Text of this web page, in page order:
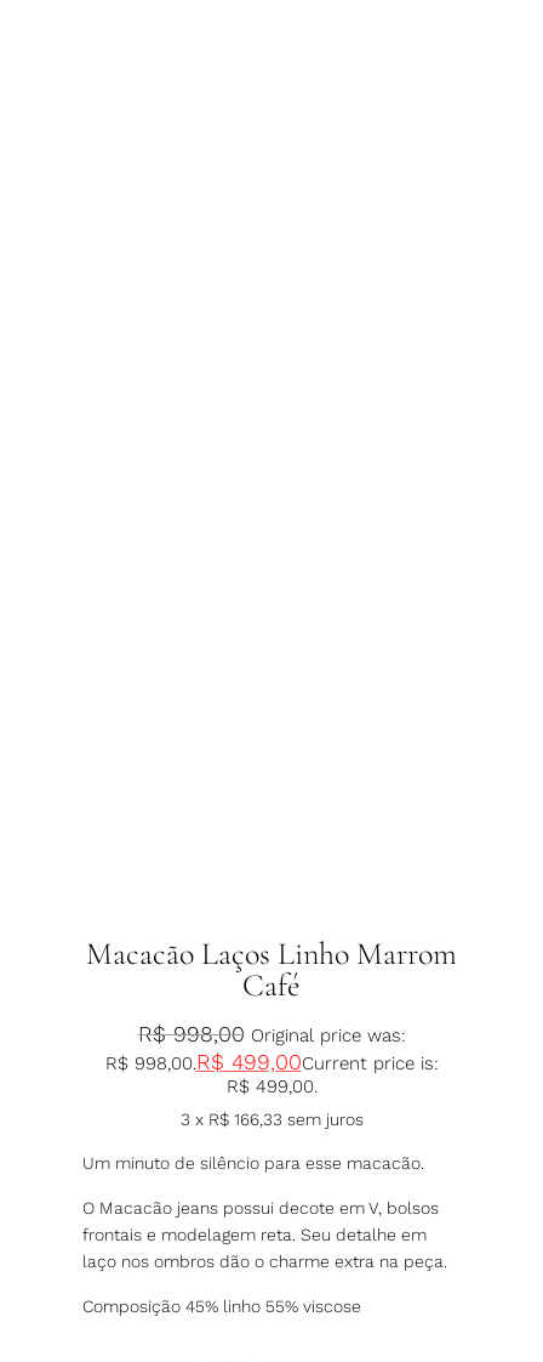
Macacão Laços Linho Marrom
Café
R$998,00 Original price was:
R$ 998,00.R$ 499,00Current price is:
R$ 499,00.
3 x R$166,33 sem juros
Um minuto de silêncio para esse macacão.
O Macacão jeans possui decote em V, bolsos
frontais e modelagem reta. Seu detalhe em
laço nos ombros dão o charme extra na peça.
Composição 45% linho 55% viscose